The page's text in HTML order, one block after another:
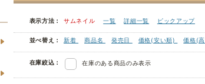
表示方法： サムネイル 一覧 詳細一覧 ピックアップ
並べ替え： 新着 商品名 発売日 価格(安い順) 価格(
在庫絞込： 在庫のある商品のみ表示